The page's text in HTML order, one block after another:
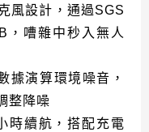
風設計，通過SGS
，嘈雜中秒入無人
據演算環境噪音，
整降噪
時續航，搭配充電